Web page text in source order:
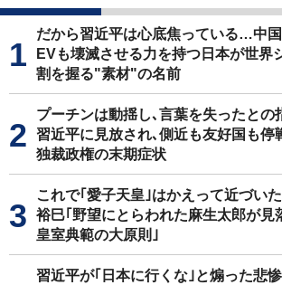
だから習近平は心底焦っている…中
EVも壊滅させる力を持つ日本が世界
割を握る"素材"の名前
プーチンは動揺し､言葉を失ったと
習近平に見放され､側近も友好国も停
独裁政権の末期症状
これで｢愛子天皇｣はかえって近づい
裕巳｢野望にとらわれた麻生太郎が見
皇室典範の大原則｣
習近平が｢日本に行くな｣と煽った悲